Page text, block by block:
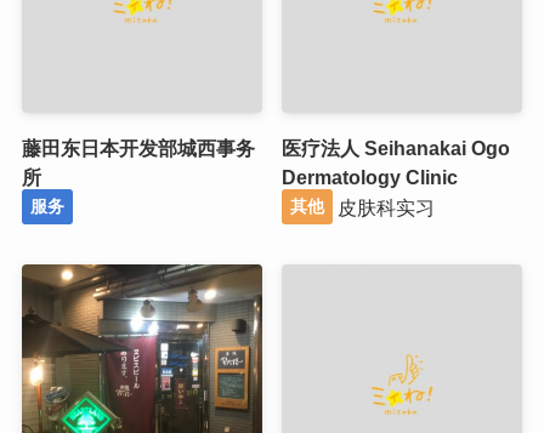
藤田东日本开发部城西事务
所
服务
医疗法人 Seihanakai Ogo
Dermatology Clinic
其他 皮肤科实习